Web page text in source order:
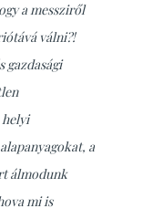
a messziről
válni?!
gazdasági
a
álmodunk
mi is